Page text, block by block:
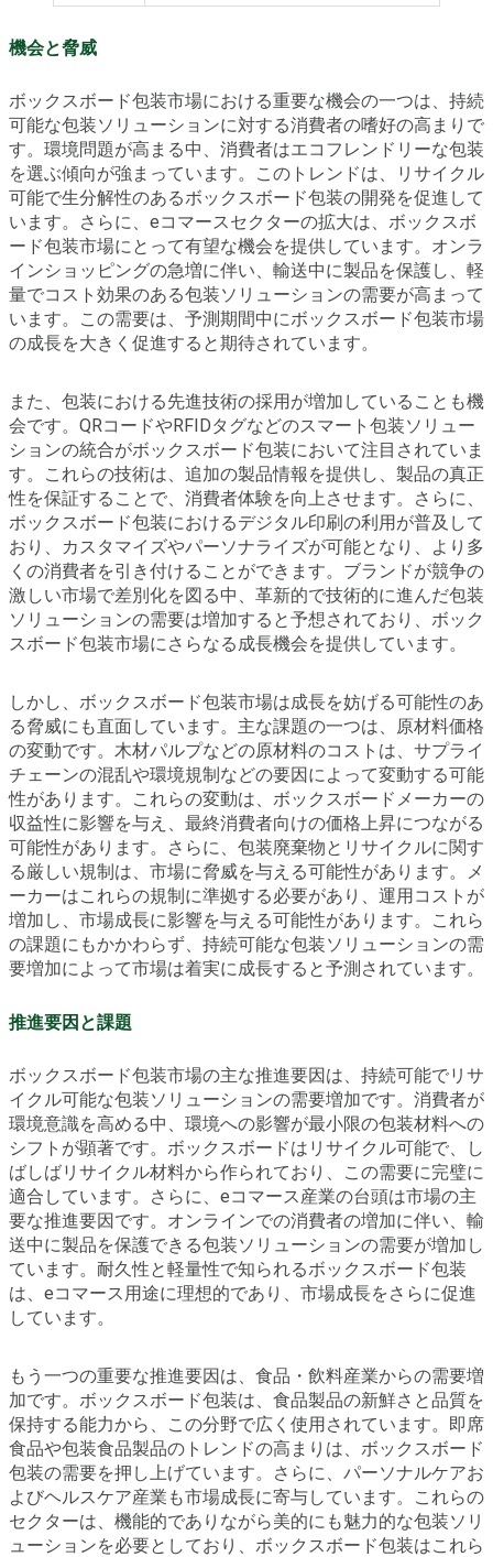
機会と脅威
ボックスボード包装市場における重要な機会の一つは、持続
可能な包装ソリューションに対する消費者の嗜好の高まりで
す。環境問題が高まる中、消費者はエコフレンドリーな包装
を選ぶ傾向が強まっています。このトレンドは、リサイクル
可能で生分解性のあるボックスボード包装の開発を促進して
います。さらに、eコマースセクターの拡大は、ボックスボ
ード包装市場にとって有望な機会を提供しています。オンラ
インショッピングの急増に伴い、輸送中に製品を保護し、軽
量でコスト効果のある包装ソリューションの需要が高まって
います。この需要は、予測期間中にボックスボード包装市場
の成長を大きく促進すると期待されています。
また、包装における先進技術の採用が増加していることも機
会です。QRコードやRFIDタグなどのスマート包装ソリュー
ションの統合がボックスボード包装において注目されていま
す。これらの技術は、追加の製品情報を提供し、製品の真正
性を保証することで、消費者体験を向上させます。さらに、
ボックスボード包装におけるデジタル印刷の利用が普及して
おり、カスタマイズやパーソナライズが可能となり、より多
くの消費者を引き付けることができます。ブランドが競争の
激しい市場で差別化を図る中、革新的で技術的に進んだ包装
ソリューションの需要は増加すると予想されており、ボック
スボード包装市場にさらなる成長機会を提供しています。
しかし、ボックスボード包装市場は成長を妨げる可能性のあ
る脅威にも直面しています。主な課題の一つは、原材料価格
の変動です。木材パルプなどの原材料のコストは、サプライ
チェーンの混乱や環境規制などの要因によって変動する可能
性があります。これらの変動は、ボックスボードメーカーの
収益性に影響を与え、最終消費者向けの価格上昇につながる
可能性があります。さらに、包装廃棄物とリサイクルに関す
る厳しい規制は、市場に脅威を与える可能性があります。メ
ーカーはこれらの規制に準拠する必要があり、運用コストが
増加し、市場成長に影響を与える可能性があります。これら
の課題にもかかわらず、持続可能な包装ソリューションの需
要増加によって市場は着実に成長すると予測されています。
推進要因と課題
ボックスボード包装市場の主な推進要因は、持続可能でリサ
イクル可能な包装ソリューションの需要増加です。消費者が
環境意識を高める中、環境への影響が最小限の包装材料への
シフトが顕著です。ボックスボードはリサイクル可能で、し
ばしばリサイクル材料から作られており、この需要に完璧に
適合しています。さらに、eコマース産業の台頭は市場の主
要な推進要因です。オンラインでの消費者の増加に伴い、輸
送中に製品を保護できる包装ソリューションの需要が増加し
ています。耐久性と軽量性で知られるボックスボード包装
は、eコマース用途に理想的であり、市場成長をさらに促進
しています。
もう一つの重要な推進要因は、食品・飲料産業からの需要増
加です。ボックスボード包装は、食品製品の新鮮さと品質を
保持する能力から、この分野で広く使用されています。即席
食品や包装食品製品のトレンドの高まりは、ボックスボード
包装の需要を押し上げています。さらに、パーソナルケアお
よびヘルスケア産業も市場成長に寄与しています。これらの
セクターは、機能的でありながら美的にも魅力的な包装ソリ
ューションを必要としており、ボックスボード包装はこれら